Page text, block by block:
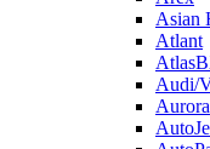
Asian
Atlant
Audi/
Aurora